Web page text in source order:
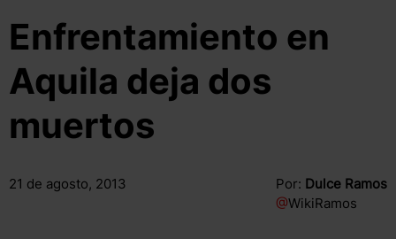
Enfrentamiento en
Aquila deja dos
muertos
21 de agosto, 2013 Por: Dulce Ramos
@WikiRamos